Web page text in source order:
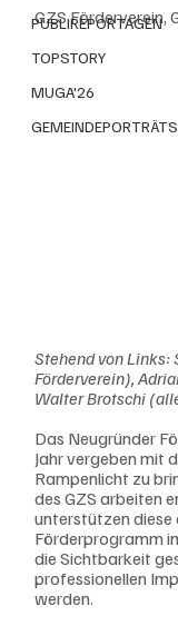
PUBLIREPORTAGEN
TOPSTORY
MUGA'26
GEMEINDEPORTRÄTS
GZS Förderverein,
Stehend von Links:
Förderverein),
Walter Brotschi
Das Neugründer
Jahr vergeben mit
Rampenlicht zu
des GZS arbeiten
unterstützen
Förderprogramm
die Sichtbarkeit
professionellen
werden.